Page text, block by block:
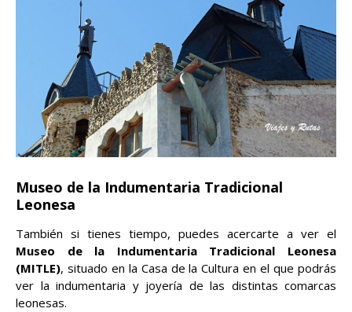
Museo de la Indumentaria Tradicional
Leonesa
También si tienes tiempo, puedes acercarte a ver el
Museo de la Indumentaria Tradicional Leonesa
(MITLE), situado en la Casa de la Cultura en el que podrás
ver la indumentaria y joyería de las distintas comarcas
leonesas.